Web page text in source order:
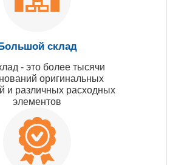
склад
- это более тысячи
оригинальных
и различных расходных
элементов